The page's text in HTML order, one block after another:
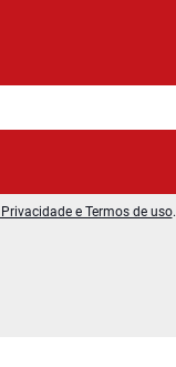
e Termos de uso.